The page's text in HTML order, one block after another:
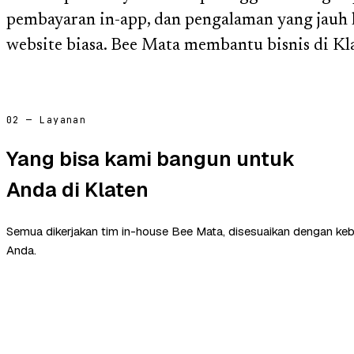
pembayaran in-app, dan pengalaman yang
website biasa. Bee Mata membantu bisnis di
02 — Layanan
Yang bisa kami bangun untuk
Anda di Klaten
Semua dikerjakan tim in-house Bee Mata, disesuaikan dengan
Anda.